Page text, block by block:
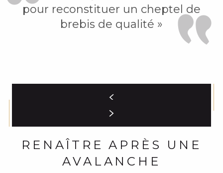
pour reconstituer un cheptel de
brebis de qualité »
RENAÎTRE APRÈS UNE
AVALANCHE